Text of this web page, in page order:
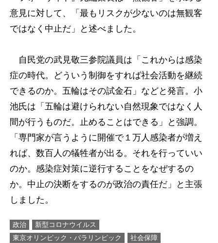
意見に対して、「最もリスクが少ないのは無観客
ではなく中止だ」と述べました。
自民党の武見敬三参院議員は「これからは感染
症の時代。どういう制御をすれば社会活動を継続
できるのか。五輪はその試金石」などと発言。小
池氏は「五輪は避けられない自然現象ではなく人
間が行うものだ。止めることはできる」と強調。
「専門家が言うように開催で１万人感染者が増え
れば、数百人の犠牲者が出る。それを行っていい
のか。感染症対策に逆行することをなぜするの
か。中止の決断をするのが政治の責任だ」と主張
しました。
政治
新型コロナウイルス
東京オリンピック・パラリンピック
社会保障